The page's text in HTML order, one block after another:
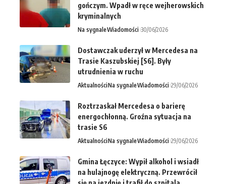
gończym. Wpadł w ręce wejherowskich
kryminalnych
Na sygnaleWiadomości 30/06/2026
Dostawczak uderzył w Mercedesa na
Trasie Kaszubskiej [S6]. Były
utrudnienia w ruchu
AktualnościNa sygnaleWiadomości 29/06/2026
Roztrzaskał Mercedesa o barierę
energochłonną. Groźna sytuacja na
trasie S6
AktualnościNa sygnaleWiadomości 29/06/2026
Gmina Łęczyce: Wypił alkohol i wsiadł
na hulajnogę elektryczną. Przewrócił